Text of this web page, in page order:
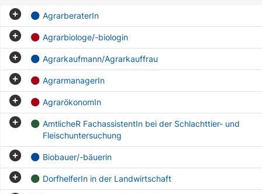
AgrarberaterIn
Agrarbiologe/-biologin
Agrarkaufmann/Agrarkauffrau
AgrarmanagerIn
AgrarökonomIn
AmtlicheR FachassistentIn bei der Schlachttier- und
Fleischuntersuchung
Biobauer/-bäuerin
DorfhelferIn in der Landwirtschaft